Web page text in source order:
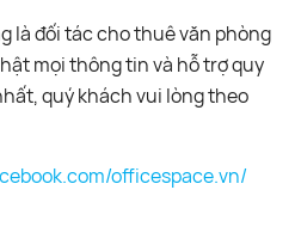
là đối tác cho thuê văn phòng
mọi thông tin và hỗ trợ quy
quý khách vui lòng theo
officespace.vn/